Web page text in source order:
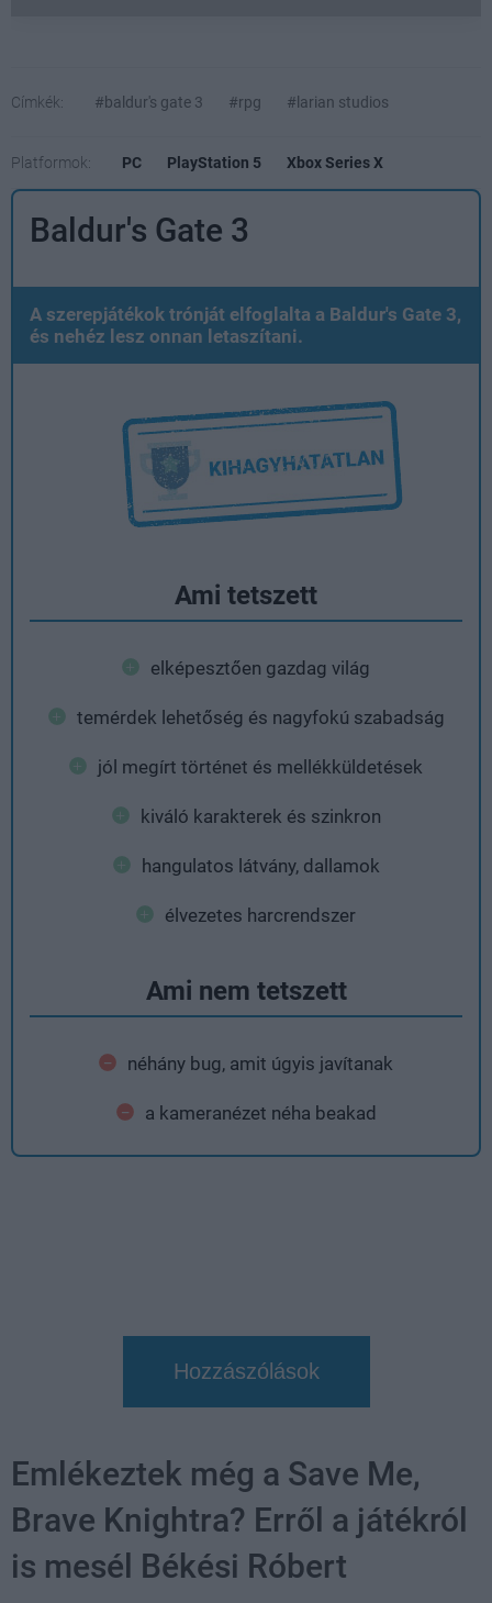
Címkék: #baldur's gate 3 #rpg #larian studios
Platformok: PC PlayStation 5 Xbox Series X
Baldur's Gate 3
A szerepjátékok trónját elfoglalta a Baldur's Gate 3,
és nehéz lesz onnan letaszítani.
Ami tetszett
elképesztően gazdag világ
temérdek lehetőség és nagyfokú szabadság
jól megírt történet és mellékküldetések
kiváló karakterek és szinkron
hangulatos látvány, dallamok
élvezetes harcrendszer
Ami nem tetszett
néhány bug, amit úgyis javítanak
a kameranézet néha beakad
Hozzászólások
Emlékeztek még a Save Me,
Brave Knightra? Erről a játékról
is mesél Békési Róbert